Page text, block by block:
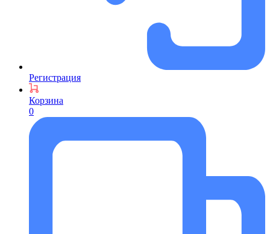
Регистрация
Корзина
0